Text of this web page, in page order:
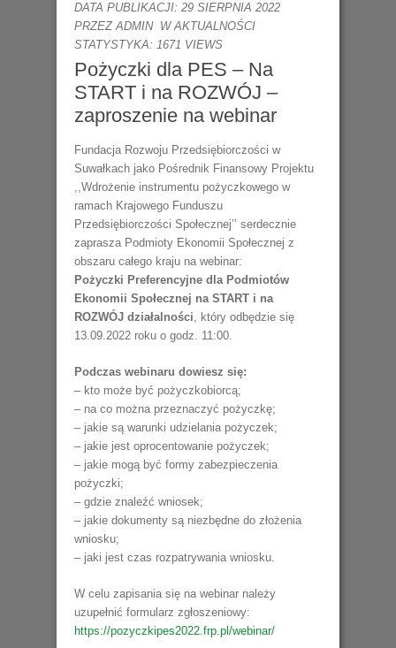
DATA PUBLIKACJI: 29 SIERPNIA 2022
PRZEZADMIN WAKTUALNOŚCI
STATYSTYKA: 1671 VIEWS
Pożyczki dla PES – Na
START i na ROZWÓJ –
zaproszenie na webinar
Fundacja Rozwoju Przedsiębiorczości w
Suwałkach jako Pośrednik Finansowy Projektu
,,Wdrożenie instrumentu pożyczkowego w
ramach Krajowego Funduszu
Przedsiębiorczości Społecznej’’ serdecznie
zaprasza Podmioty Ekonomii Społecznej z
obszaru całego kraju na webinar:
Pożyczki Preferencyjne dla Podmiotów
Ekonomii Społecznej na START i na
ROZWÓJ działalności, który odbędzie się
13.09.2022 roku o godz. 11:00.
Podczas webinaru dowiesz się:
– kto może być pożyczkobiorcą;
– na co można przeznaczyć pożyczkę;
– jakie są warunki udzielania pożyczek;
– jakie jest oprocentowanie pożyczek;
– jakie mogą być formy zabezpieczenia
pożyczki;
– gdzie znaleźć wniosek;
– jakie dokumenty są niezbędne do złożenia
wniosku;
– jaki jest czas rozpatrywania wniosku.
W celu zapisania się na webinar należy
uzupełnić formularz zgłoszeniowy:
https://pozyczkipes2022.frp.pl/webinar/